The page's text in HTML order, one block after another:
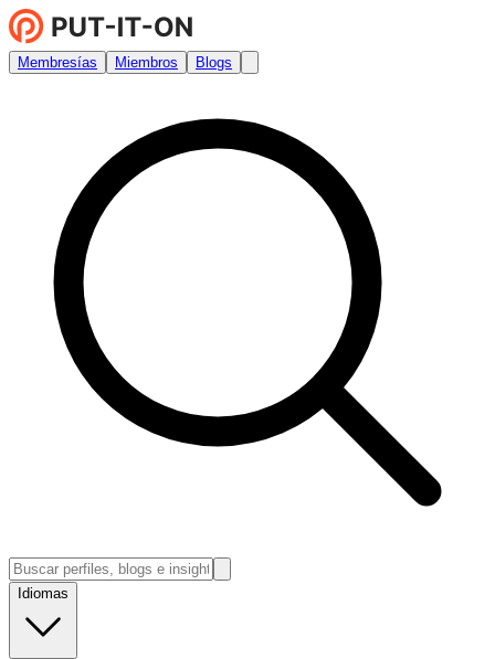
Membresías Miembros Blogs
Idiomas